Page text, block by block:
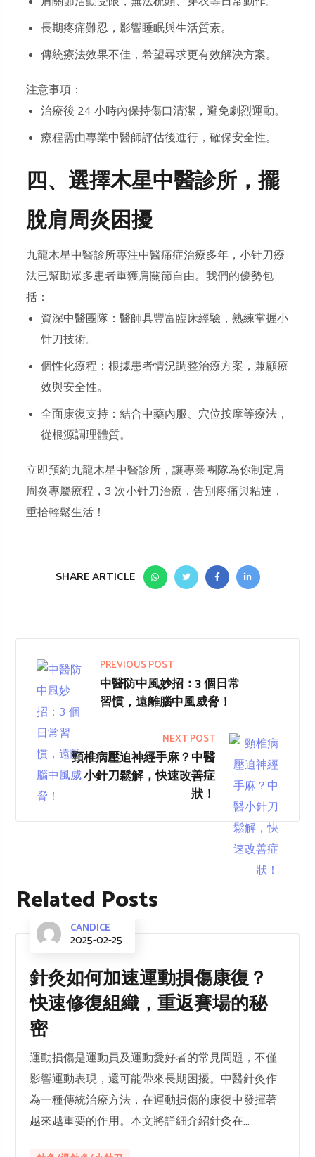
長期疼痛難忍，影響睡眠與生活質素。
傳統療法效果不佳，希望尋求更有效解決方案。
注意事項：
治療後 24 小時內保持傷口清潔，避免劇烈運動。
療程需由專業中醫師評估後進行，確保安全性。
四、選擇木星中醫診所，擺
脫肩周炎困擾
九龍木星中醫診所專注中醫痛症治療多年，小针刀療
法已幫助眾多患者重獲肩關節自由。我們的優勢包
括：
資深中醫團隊：醫師具豐富臨床經驗，熟練掌握小
针刀技術。
個性化療程：根據患者情況調整治療方案，兼顧療
效與安全性。
全面康復支持：結合中藥內服、穴位按摩等療法，
從根源調理體質。
立即預約九龍木星中醫診所，讓專業團隊為你制定肩
周炎專屬療程，3 次小针刀治療，告別疼痛與粘連，
重拾輕鬆生活！
SHARE ARTICLE
PREVIOUS POST
中醫防中風妙招：3 個日常
習慣，遠離腦中風威脅！
NEXT POST
頸椎病壓迫神經手麻？中醫
小針刀鬆解，快速改善症
狀！
Related Posts
CANDICE
2025-02-25
針灸如何加速運動損傷康復？
快速修復組織，重返賽場的秘
密
運動損傷是運動員及運動愛好者的常見問題，不僅
影響運動表現，還可能帶來長期困擾。中醫針灸作
為一種傳統治療方法，在運動損傷的康復中發揮著
越來越重要的作用。本文將詳細介紹針灸在...